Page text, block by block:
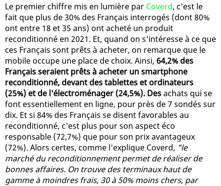
Le premier chiffre mis en lumière par Coverd, c'est le
fait que plus de 30% des Français interrogés (dont 80%
ont entre 18 et 35 ans) ont acheté un produit
reconditionné en 2021. Et, quand on s'intéresse à ce que
ces Français sont prêts à acheter, on remarque que le
mobile occupe une place de choix. Ainsi, 64,2% des
Français seraient prêts à acheter un smartphone
reconditionné, devant des tablettes et ordinateurs
(25%) et de l'électroménager (24,5%). Desachats qui se
font essentiellement en ligne, pour près de 7 sondés sur
dix. Et si 84% des Français se disent favorables au
reconditionné, c'est plus pour son aspect éco
responsable (72,7%) que pour son prix avantageux
(72%). Alors certes, comme l'explique Coverd, "le
marché du reconditionnement permet de réaliser de
bonnes affaires. On trouve des terminaux haut de
gamme à moindres frais, 30 à 50% moins chers, par